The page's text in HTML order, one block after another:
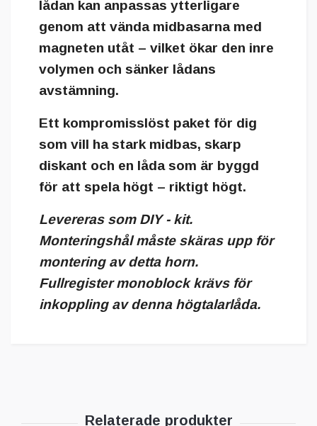
lådan kan anpassas ytterligare
genom att vända midbasarna med
magneten utåt – vilket ökar den inre
volymen och sänker lådans
avstämning.
Ett kompromisslöst paket för dig
som vill ha stark midbas, skarp
diskant och en låda som är byggd
för att spela högt – riktigt högt.
Levereras som DIY - kit.
Monteringshål måste skäras upp för
montering av detta horn.
Fullregister monoblock krävs för
inkoppling av denna högtalarlåda.